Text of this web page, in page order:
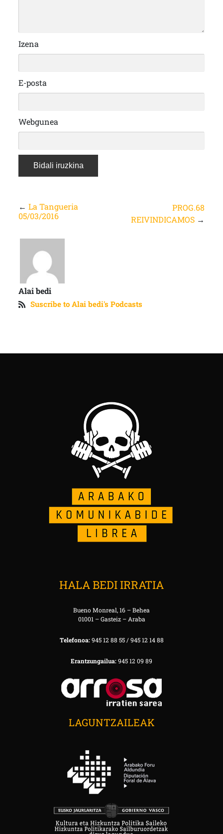
Izena
E-posta
Webgunea
← La Tangueria
05/03/2016
PROG.68
REIVINDICAMOS →
Alai bedi
Suscribe to Alai bedi's Podcasts
HALA BEDI IRRATIA
Bueno Monreal, 16 – Behea
01001 – Gasteiz – Araba
Telefonoa:945 12 88 55 / 945 12 14 88
Erantzungailua:945 12 09 89
LAGUNTZAILEAK